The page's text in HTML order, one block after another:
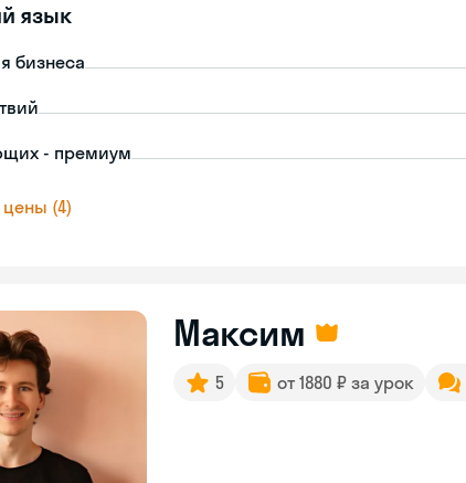
язык
бизнеса
- премиум
цены (4)
Максим
5 от 1880 ₽ за урок